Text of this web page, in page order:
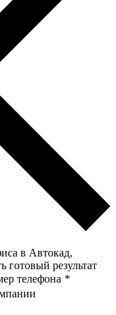
в Автокад,
готовый результат
телефона *